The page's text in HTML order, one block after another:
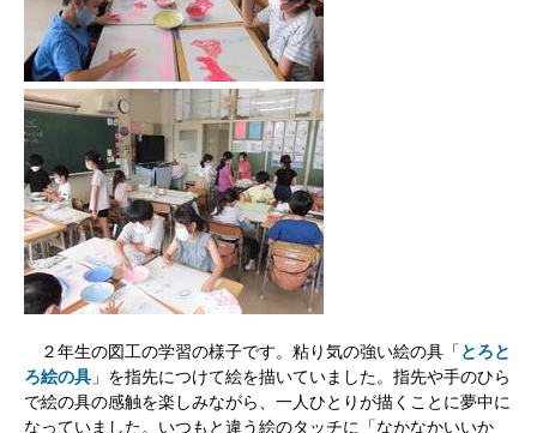
２年生の図工の学習の様子です。粘り気の強い絵の具「 とろと
ろ絵の具 」を指先につけて絵を描いていました。指先や手のひら
で絵の具の感触を楽しみながら、一人ひとりが描くことに夢中に
なっていました。いつもと違う絵のタッチに「なかなかいいか